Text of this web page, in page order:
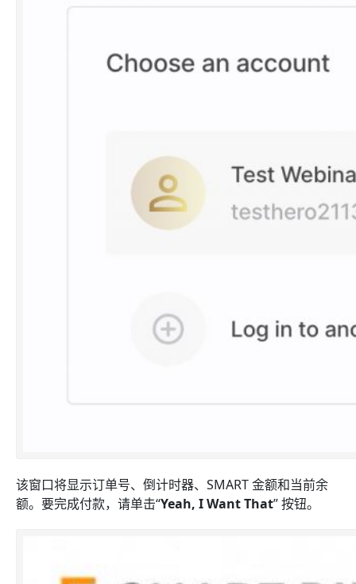
该窗口将显示订单号、倒计时器、SMART 金额和当前余
额。要完成付款，请单击“Yeah, I Want That” 按钮。